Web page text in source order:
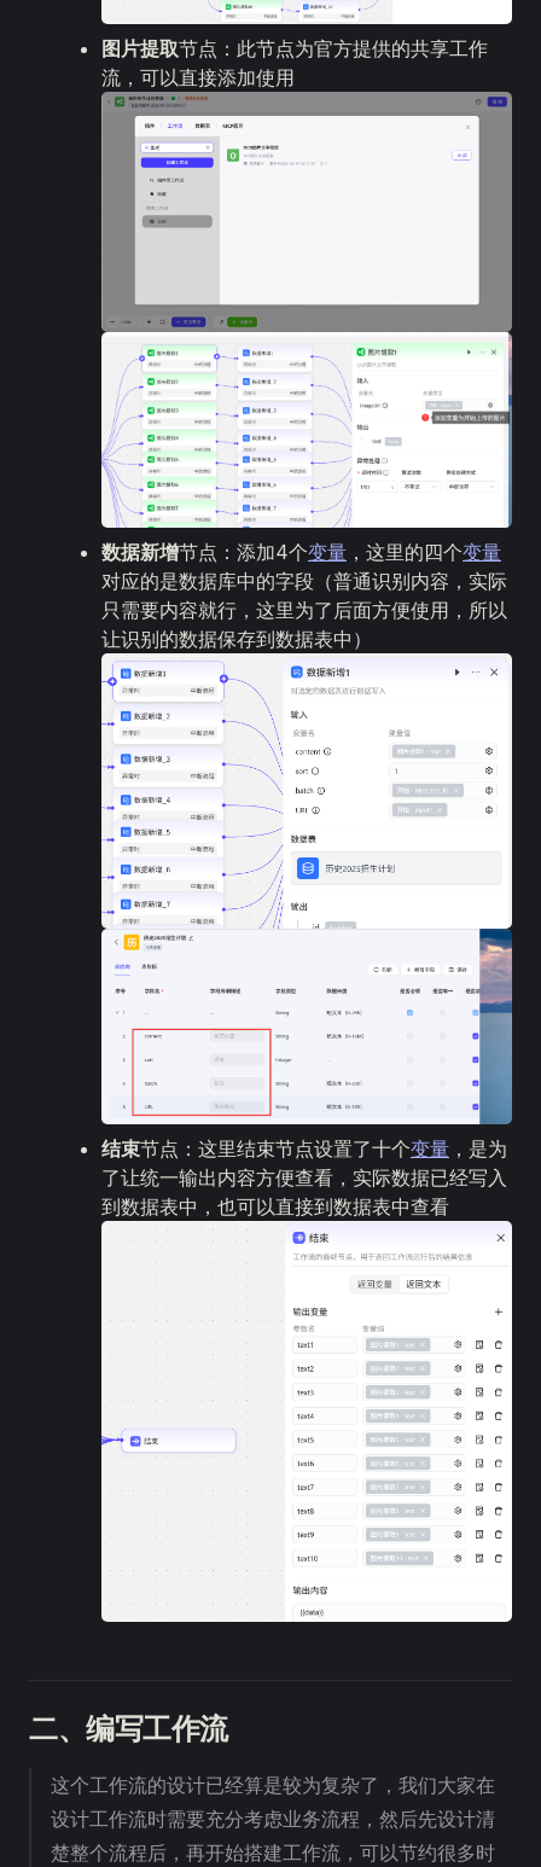
图片提取节点：此节点为官方提供的共享工作
流，可以直接添加使用
数据新增节点：添加4个变量 ，这里的四个变量
对应的是数据库中的字段（普通识别内容，实际
只需要内容就行，这里为了后面方便使用，所以
让识别的数据保存到数据表中）
结束节点：这里结束节点设置了十个变量 ，是为
了让统一输出内容方便查看，实际数据已经写入
到数据表中，也可以直接到数据表中查看
二、编写工作流
这个工作流的设计已经算是较为复杂了，我们大家在
设计工作流时需要充分考虑业务流程，然后先设计清
楚整个流程后，再开始搭建工作流，可以节约很多时